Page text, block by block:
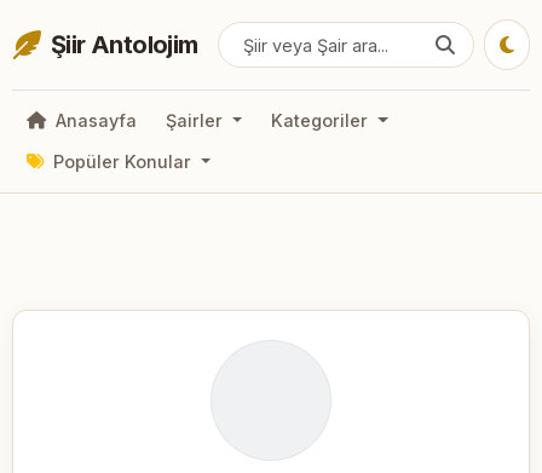
Şiir Antolojim
Anasayfa Şairler
Kategoriler
Popüler Konular